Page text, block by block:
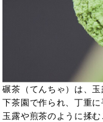
碾茶（てんちゃ）は、
下茶園で作られ、丁重
玉露や煎茶のように揉